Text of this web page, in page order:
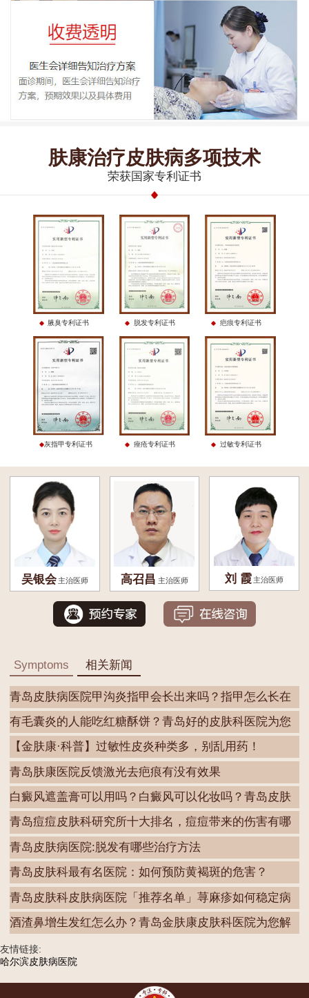
肤康治疗皮肤病多项技术
荣获国家专利证书
腋臭专利证书 脱发专利证书 疤痕专利证书
灰指甲专利证书 痤疮专利证书 过敏专利证书
吴银会 主治医师 高召昌 主治医师 刘 霞 主治医师
Symptoms 相关新闻
青岛皮肤病医院甲沟炎指甲会长出来吗？指甲怎么长在
肉
有毛囊炎的人能吃红糖酥饼？青岛好的皮肤科医院为您
解
【金肤康·科普】过敏性皮炎种类多，别乱用药！
青岛肤康医院反馈激光去疤痕有没有效果
白癜风遮盖膏可以用吗？白癜风可以化妆吗？青岛皮肤
病
青岛痘痘皮肤科研究所十大排名，痘痘带来的伤害有哪
些
青岛皮肤病医院:脱发有哪些治疗方法
青岛皮肤科最有名医院：如何预防黄褐斑的危害？
青岛皮肤科皮肤病医院「推荐名单」荨麻疹如何稳定病
情
酒渣鼻增生发红怎么办？青岛金肤康皮肤科医院为您解
答
友情链接:
哈尔滨皮肤病医院